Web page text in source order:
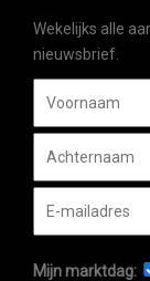
Wekelijks alle
nieuwsbrief.
Mijn marktdag: